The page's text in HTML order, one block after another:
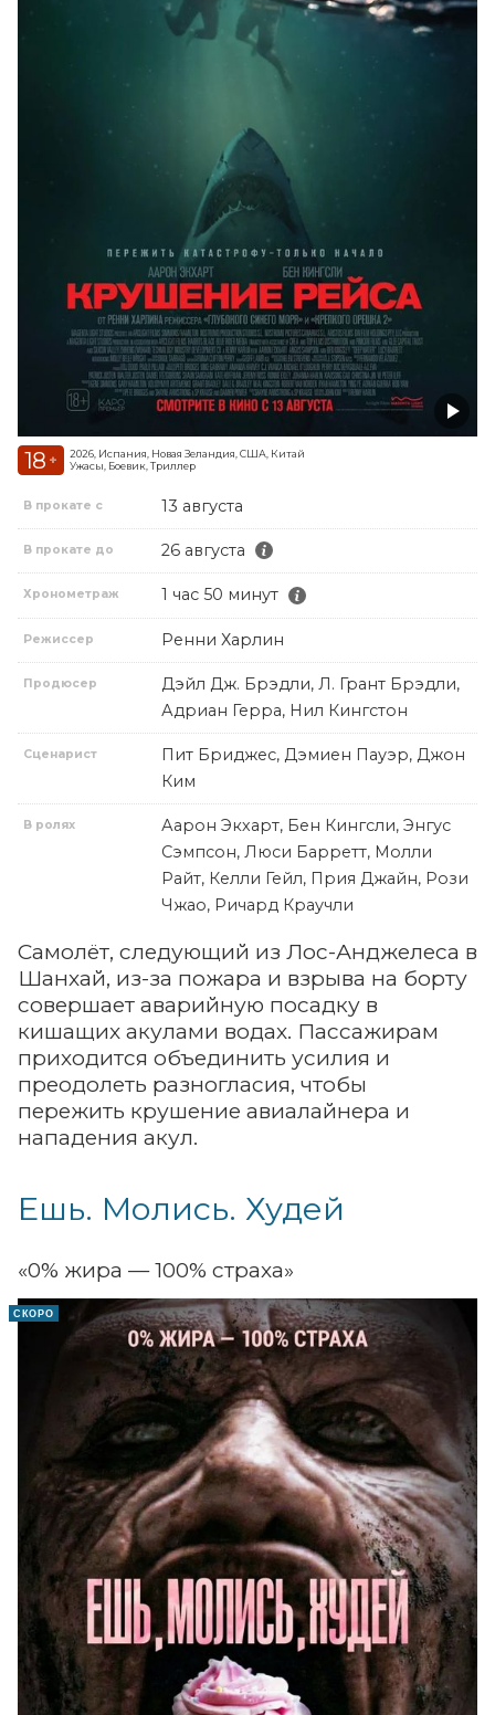
18 +
2026, Испания, Новая Зеландия, США, Китай
Ужасы, Боевик, Триллер
В прокате с 13 августа
В прокате до 26 августа
Хронометраж 1 час 50 минут
Режиссер Ренни Харлин
Продюсер
Дэйл Дж. Брэдли, Л. Грант Брэдли,
Адриан Герра, Нил Кингстон
Сценарист
Пит Бриджес, Дэмиен Пауэр, Джон
Ким
В ролях
Аарон Экхарт, Бен Кингсли, Энгус
Сэмпсон, Люси Барретт, Молли
Райт, Келли Гейл, Прия Джайн, Рози
Чжао, Ричард Краучли
Самолёт, следующий из Лос-Анджелеса в
Шанхай, из-за пожара и взрыва на борту
совершает аварийную посадку в
кишащих акулами водах. Пассажирам
приходится объединить усилия и
преодолеть разногласия, чтобы
пережить крушение авиалайнера и
нападения акул.
Ешь. Молись. Худей
«0% жира — 100% страха»
СКОРО